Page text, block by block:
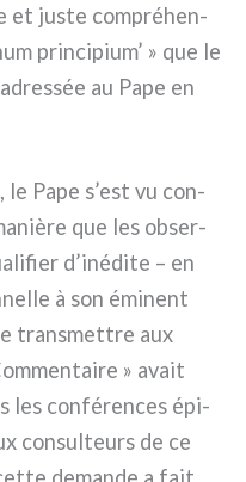
et juste com­pré­hen­
prin­ci­pium’ » que le
au Pape en
Pape s’est vu con­
que les obser­
d’inédite – en
à son émi­nent
tran­smet­tre aux
» avait
les con­fé­ren­ces épi­
con­sul­teurs de ce